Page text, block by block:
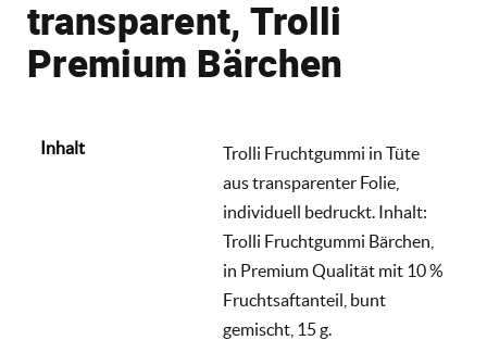
transparent, Trolli
Premium Bärchen
Inhalt
Trolli Fruchtgummi in Tüte
aus transparenter Folie,
individuell bedruckt. Inhalt:
Trolli Fruchtgummi Bärchen,
in Premium Qualität mit 10 %
Fruchtsaftanteil, bunt
gemischt, 15 g.